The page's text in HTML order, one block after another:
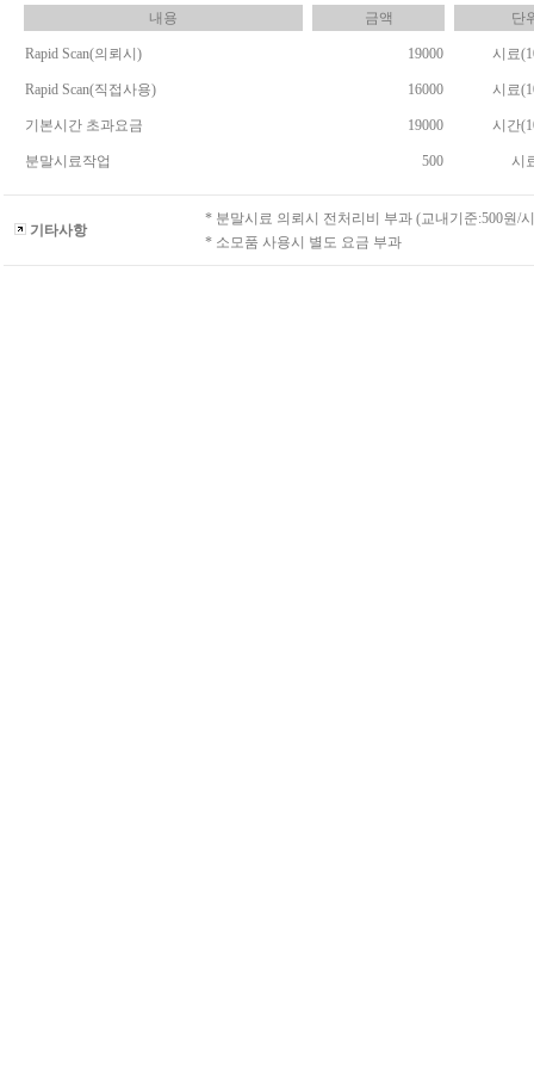
내용 금액 단
Rapid Scan(의뢰시) 19000 시료
Rapid Scan(직접사용) 16000 시료
기본시간 초과요금 19000 시간
분말시료작업 500 시
기타사항
* 분말시료 의뢰시 전처리비 부과 (교내기준:500원/
* 소모품 사용시 별도 요금 부과